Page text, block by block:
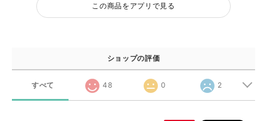
この商品をアプリで見る
ショップの評価
すべて 48 0 2